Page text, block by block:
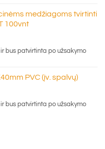
medžiagoms tvirtinti
100vnt
bus patvirtinta po užsakymo
PVC (įv. spalvų)
bus patvirtinta po užsakymo